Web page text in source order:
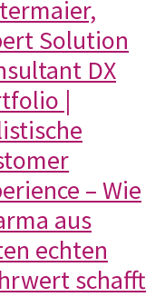
Solution
DX
|
– Wie
aus
echten
schafft